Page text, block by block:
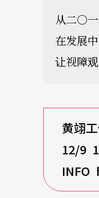
从二○一
在发展
让视障
黄翊
12/9